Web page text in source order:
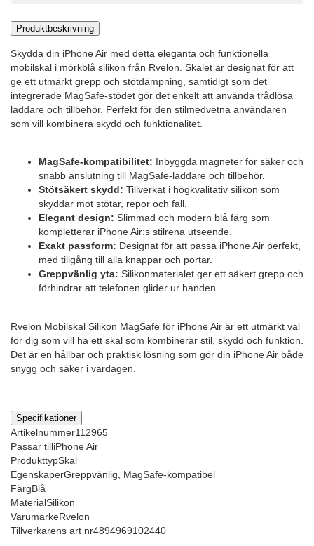
Produktbeskrivning
Skydda din iPhone Air med detta eleganta och funktionella
mobilskal i mörkblå silikon från Rvelon. Skalet är designat för att
ge ett utmärkt grepp och stötdämpning, samtidigt som det
integrerade MagSafe-stödet gör det enkelt att använda trådlösa
laddare och tillbehör. Perfekt för den stilmedvetna användaren
som vill kombinera skydd och funktionalitet.
MagSafe-kompatibilitet: Inbyggda magneter för säker och
snabb anslutning till MagSafe-laddare och tillbehör.
Stötsäkert skydd: Tillverkat i högkvalitativ silikon som
skyddar mot stötar, repor och fall.
Elegant design: Slimmad och modern blå färg som
kompletterar iPhone Air:s stilrena utseende.
Exakt passform: Designat för att passa iPhone Air perfekt,
med tillgång till alla knappar och portar.
Greppvänlig yta: Silikonmaterialet ger ett säkert grepp och
förhindrar att telefonen glider ur handen.
Rvelon Mobilskal Silikon MagSafe för iPhone Air är ett utmärkt val
för dig som vill ha ett skal som kombinerar stil, skydd och funktion.
Det är en hållbar och praktisk lösning som gör din iPhone Air både
snygg och säker i vardagen.
Specifikationer
Artikelnummer112965
Passar tilliPhone Air
ProdukttypSkal
EgenskaperGreppvänlig, MagSafe-kompatibel
FärgBlå
MaterialSilikon
VarumärkeRvelon
Tillverkarens art nr4894969102440